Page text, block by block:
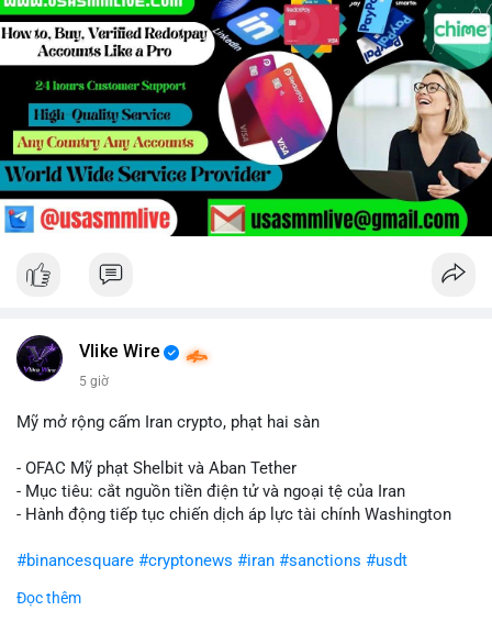
Vlike Wire
5 giờ
Mỹ mở rộng cấm Iran crypto, phạt hai sàn
- OFAC Mỹ phạt Shelbit và Aban Tether
- Mục tiêu: cắt nguồn tiền điện tử và ngoại tệ của Iran
- Hành động tiếp tục chiến dịch áp lực tài chính Washington
#binancesquare #cryptonews #iran #sanctions #usdt
$usdt
Đọc thêm